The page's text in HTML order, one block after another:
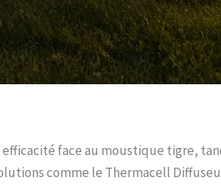
face au moustique tigre,
comme le Thermacell